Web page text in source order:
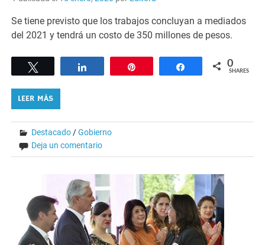
Se tiene previsto que los trabajos concluyan a mediados
del 2021 y tendrá un costo de 350 millones de pesos.
Share 0
SHARES
LEER MÁS
Destacado /Gobierno
Deja un comentario